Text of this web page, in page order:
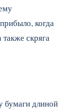
когда
скряга
длиной